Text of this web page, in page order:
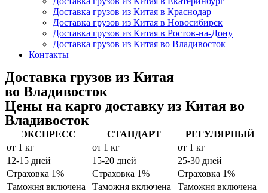
Доставка грузов из Китая в Краснодар
Доставка грузов из Китая в Новосибирск
Доставка грузов из Китая в Ростов-на-Дону
Доставка грузов из Китая во Владивосток
Контакты
Доставка грузов из Китая
во Владивосток
Цены на карго доставку из Китая во
Владивосток
ЭКСПРЕСС СТАНДАРТ
РЕГУЛЯРНЫЙ
от 1 кг
от 1 кг
от 1 кг
12-15 дней
15-20 дней
25-30 дней
Страховка 1%
Страховка 1%
Страховка 1%
Таможня включена
Таможня включена
Таможня включена